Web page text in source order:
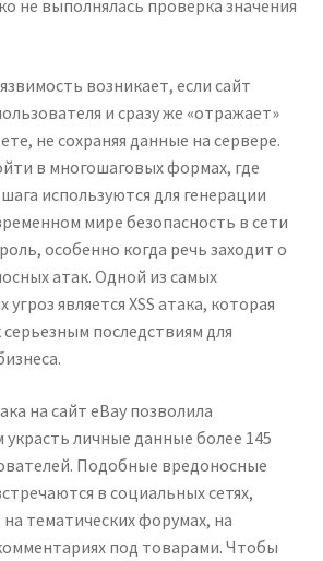
не выполнялась проверка значения
возникает, если сайт
и сразу же «отражает»
не сохраняя данные на сервере.
в многошаговых формах, где
используются для генерации
мире безопасность в сети
особенно когда речь заходит о
атак. Одной из самых
является XSS атака, которая
последствиям для
на сайт eBay позволила
личные данные более 145
Подобные вредоносные
в социальных сетях,
на тематических форумах, на
под товарами. Чтобы